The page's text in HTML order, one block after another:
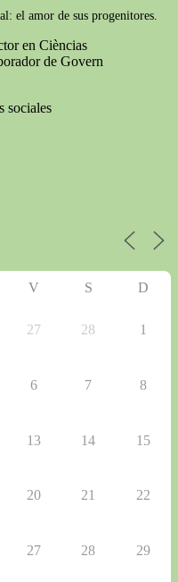
el amor de sus progenitores.
en Cièncias
de Govern
sociales
V S D
27 28 1
6 7 8
13 14 15
20 21 22
27 28 29